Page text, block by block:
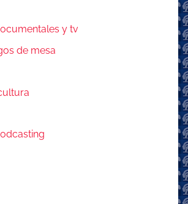
y tv
de mesa